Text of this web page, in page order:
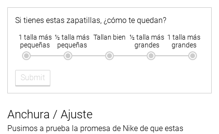
Si tienes estas zapatillas, ¿cómo te quedan?
1 talla más
pequeñas
½ talla más
pequeñas
Tallan bien ½ talla más
grandes
1 talla más
grandes
Submit
Anchura / Ajuste
Pusimos a prueba la promesa de Nike de que estas